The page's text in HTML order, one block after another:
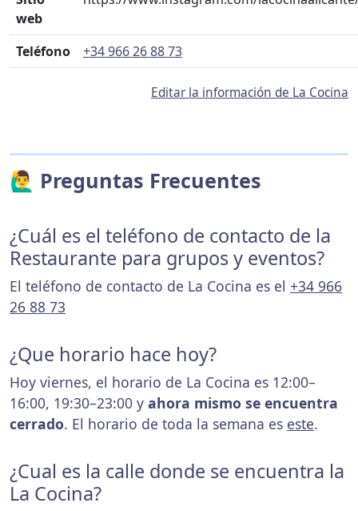
web
Teléfono +34 966 26 88 73
Editar la información de La Cocina
🙋‍♂️ Preguntas Frecuentes
¿Cuál es el teléfono de contacto de la
Restaurante para grupos y eventos?
El teléfono de contacto de La Cocina es el +34 966
26 88 73
¿Que horario hace hoy?
Hoy viernes, el horario de La Cocina es 12:00–
16:00, 19:30–23:00 y ahora mismo se encuentra
cerrado. El horario de toda la semana es este.
¿Cual es la calle donde se encuentra la
La Cocina?